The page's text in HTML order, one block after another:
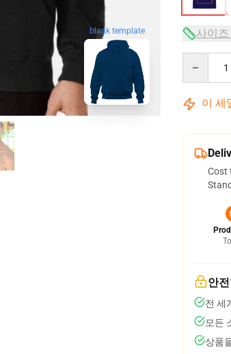
blank template 사이
이 세
Cost
안
전 세
모든
상품